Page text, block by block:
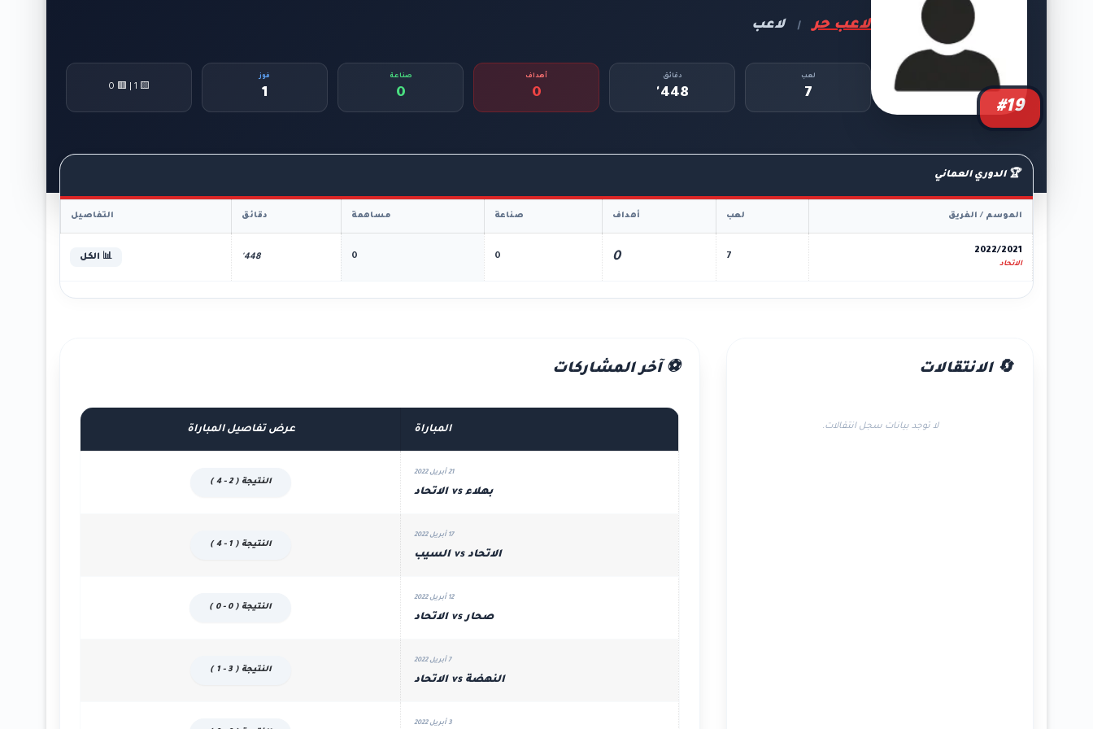
#19
لاعب حر | لاعب
لعب
7
دقائق
448'
أهداف
0
صناعة
0
فوز
1
🟨 1 | 🟥 0
🏆 الدوري العماني
الموسم / الفريق لعب أهداف صناعة مساهمة دقائق التفاصيل
2022/2021
الاتحاد
7
0
0
0
448' 📊 الكل
🔄 الانتقالات
لا توجد بيانات سجل انتقالات.
⚽ آخر المشاركات
المباراة عرض تفاصيل المباراة
21 أبريل 2022
بهلاء vs الاتحاد
النتيجة ( 2 - 4 )
17 أبريل 2022
الاتحاد vs السيب
النتيجة ( 1 - 4 )
12 أبريل 2022
صحار vs الاتحاد
النتيجة ( 0 - 0 )
7 أبريل 2022
النهضة vs الاتحاد
النتيجة ( 3 - 1 )
3 أبريل 2022